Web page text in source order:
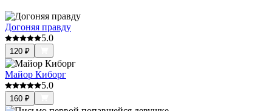
Догоняя правду
5.0
120 ₽
Майор Киборг
5.0
160 ₽